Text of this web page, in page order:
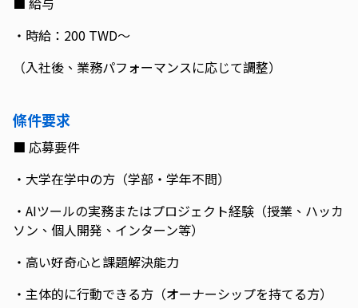
・時給：200 TWD〜
（入社後、業務パフォーマンスに応じて調整）
條件要求
■ 応募要件
・大学在学中の方（学部・学年不問）
・AIツールの実務またはプロジェクト経験（授業、ハッカ
ソン、個人開発、インターン等）
・高い好奇心と課題解決能力
・主体的に行動できる方（オーナーシップを持てる方）